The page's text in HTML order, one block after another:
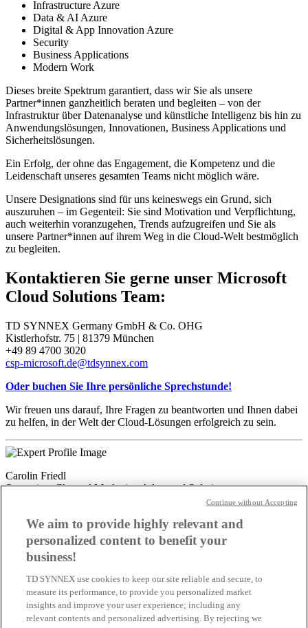
Infrastructure Azure
Data & AI Azure
Digital & App Innovation Azure
Security
Business Applications
Modern Work
Dieses breite Spektrum garantiert, dass wir Sie als unsere
Partner*innen ganzheitlich beraten und begleiten – von der
Infrastruktur über Datenanalyse und künstliche Intelligenz bis hin zu
Anwendungslösungen, Innovationen, Business Applications und
Sicherheitslösungen.
Ein Erfolg, der ohne das Engagement, die Kompetenz und die
Leidenschaft unseres gesamten Teams nicht möglich wäre.
Unsere Designations sind für uns keineswegs ein Grund, sich
auszuruhen – im Gegenteil: Sie sind Motivation und Verpflichtung,
auch weiterhin voranzugehen, Trends aufzugreifen und Sie als
unsere Partner*innen auf ihrem Weg in die Cloud-Welt bestmöglich
zu begleiten.
Kontaktieren Sie gerne unser Microsoft
Cloud Solutions Team:
TD SYNNEX Germany GmbH & Co. OHG
Kistlerhofstr. 75 | 81379 München
+49 89 4700 3020
csp-microsoft.de@tdsynnex.com
Oder buchen Sie Ihre persönliche Sprechstunde!
Wir freuen uns darauf, Ihre Fragen zu beantworten und Ihnen dabei
zu helfen, in der Welt der Cloud-Lösungen erfolgreich zu sein.
Carolin Friedl
Supervisor Channel Marketing Advanced Solutions
Das könnte Sie auch interessieren
Entfesseln Sie das volle Potenzial von Microsoft 365
Copilot – werden Sie Teil unserer Copilot Round
We aim to provide highly relevant and
personalized content to benefit your
business!
TD SYNNEX use cookies to keep our site reliable and secure, to
measure its performance, to provide you personalized market
insights and improve your user experience; including any
relevant contents and personalized advertising. By rejecting we
Continue without Accepting